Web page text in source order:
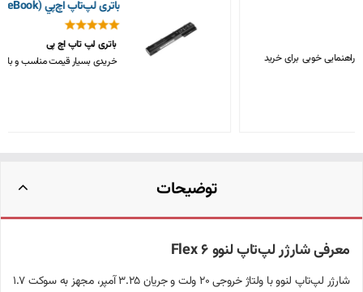
باتری لپ تاپ اچ پی
خریدی بسیار قیمت مناسب و باکیفیت، متشکرم
توضیحات
معرفی شارژر لپ‌تاپ لنوو Flex 6
شارژر لپ‌تاپ لنوو با ولتاژ خروجی 20 ولت و جریان 3.25 آمپر، مجهز به سوکت 1.7